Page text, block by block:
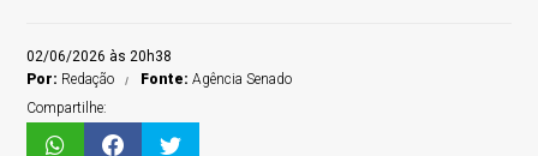
02/06/2026 às 20h38
Por: Redação Fonte:Agência Senado
Compartilhe: